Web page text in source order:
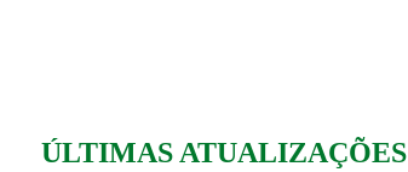
ÚLTIMAS ATUALIZAÇÕES